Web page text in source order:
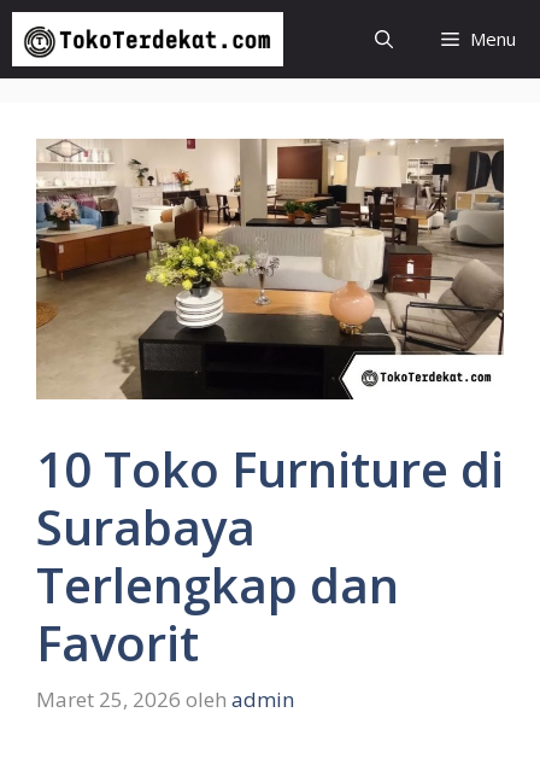
Langsung
isi
Menu
10 Toko Furniture di
Surabaya
Terlengkap dan
Favorit
Maret 25, 2026 oleh admin